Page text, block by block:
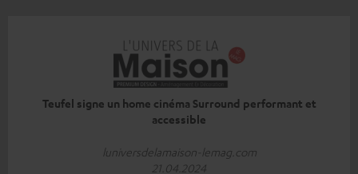
Teufel signe un home cinéma Surround performant et
accessible
luniversdelamaison-lemag.com
21.04.2024